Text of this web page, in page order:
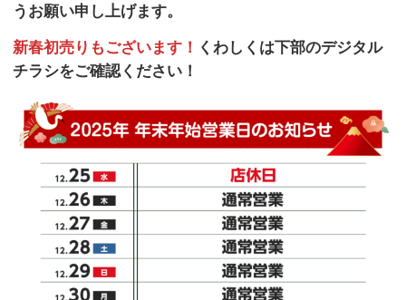
うお願い申し上げます。
新春初売りもございます！ くわしくは下部のデジタル
チラシをご確認ください！